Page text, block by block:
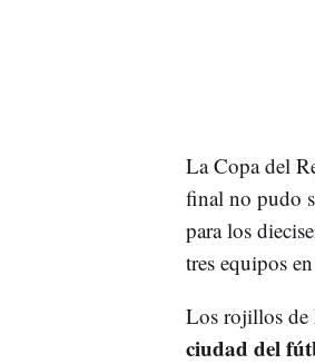
La Copa del
final no pudo
para los
tres equipos
Los rojillos de
ciudad del